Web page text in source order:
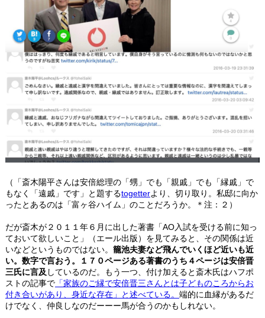
（「斎木陽平さんは安倍総理の「甥」でも「親戚」でも「縁戚」で
もなく「遠戚」です」と題するtogetterより、切り取り。私邸に向か
ったとあるのは「富ヶ谷ハイム」のことだろうか。＊注：２）
だが斎木が２０１１年６月に出した著書「AO入試を受ける前に知っ
ておいて欲しいこと」（エール出版）を見てみると、その関係は近
いなどというものではない。 籠池夫妻など飛んでいくほど近いも近
い。数字で言おう。１７０ページある著書のうち４ページは安倍晋
三氏に言及 しているのだ。もう一つ、付け加えると斎木氏はハフポ
ストの記事で 「家族のご縁で安倍晋三さんとは子どものころからお
付き合いがあり、身近な存在」と述べている。 端的に血縁があるだ
けでなく、仲良しなのだーーー馬が合うのかもしれない。